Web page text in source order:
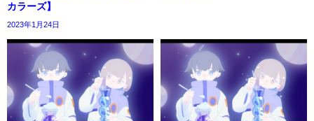
カラーズ】
2023年1月24日